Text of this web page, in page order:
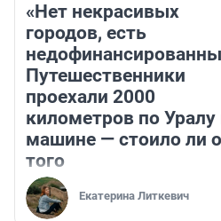
«Нет некрасивых
городов, есть
Путешественники
проехали 2000
километров по Уралу
машине — стоило ли
того
Екатерина Литкевич